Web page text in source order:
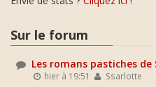
Sur le forum
Les romans pastiches de
hier à 19:51 Ssarlotte